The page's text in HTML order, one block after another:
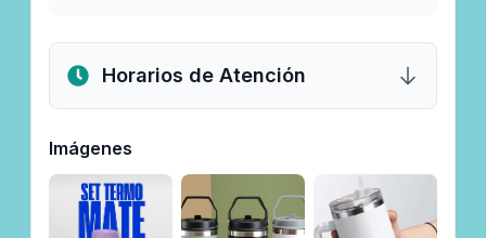
Horarios de Atención
Imágenes